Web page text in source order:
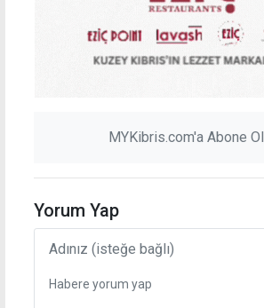
MYKibris.com'a Abone Ol
Yorum Yap